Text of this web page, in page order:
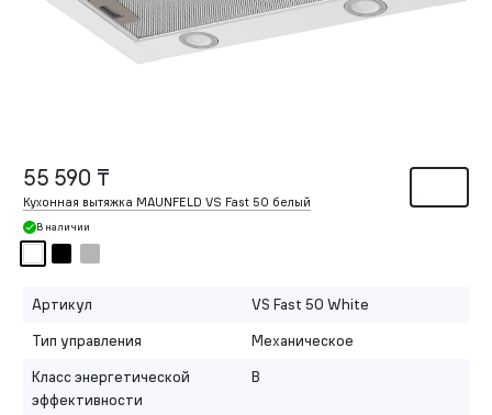
55 590 ₸
Кухонная вытяжка MAUNFELD VS Fast 50 белый
В наличии
Артикул
VS Fast 50 White
Тип управления
Механическое
Класс энергетической
эффективности
B